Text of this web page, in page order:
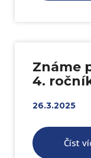
Známe
4.
26.3.2025
Číst